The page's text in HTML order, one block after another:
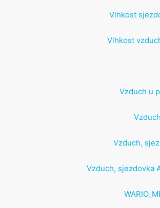
Vlhkost
Vlhkost
Vzduch u
Vzduch,
Vzduch, sjezdovka